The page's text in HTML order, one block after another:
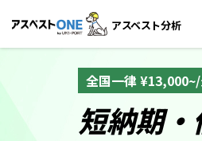
アスベスト分析
全国一律
短納期